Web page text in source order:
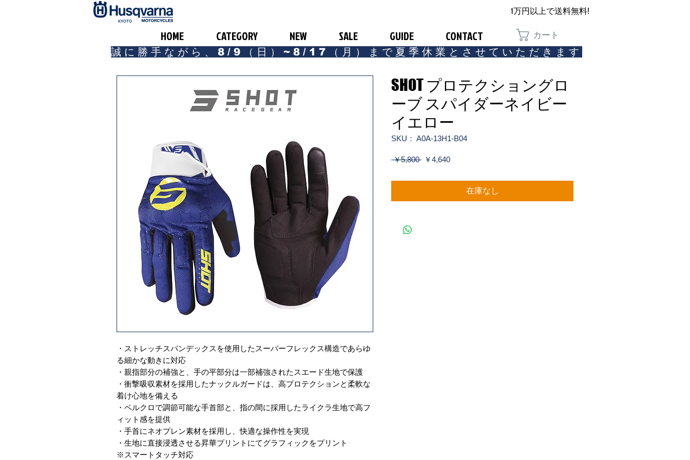
​KYOTO
HOME CATEGORY NEW SALE GUIDE CONTACT
1万円以上で送料無料!
カート
誠に勝手ながら、8/9（日）~8/17（月）まで夏季休業とさせていただきます​
・ストレッチスパンデックスを使用したスーパーフレックス構造であらゆ
る細かな動きに対応
・親指部分の補強と、手の平部分は一部補強されたスエード生地で保護
・衝撃吸収素材を採用したナックルガードは、高プロテクションと柔軟な
着け心地を備える
・ベルクロで調節可能な手首部と、指の間に採用したライクラ生地で高フ
ィット感を提供
・手首にネオプレン素材を採用し、快適な操作性を実現
・生地に直接浸透させる昇華プリントにてグラフィックをプリント
※スマートタッチ対応
SHOT プロテクショングロ
ーブ スパイダーネイビー
イエロー
SKU： A0A-13H1-B04
￥5,800 通￥4,640セ
在庫なし